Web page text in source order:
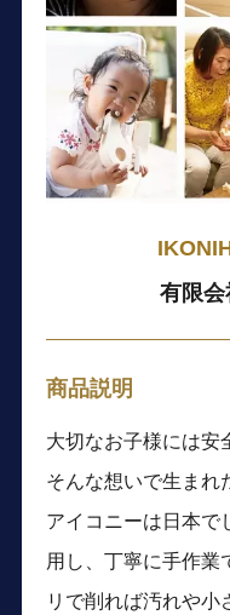
有限
商品説明
大切なお子様には安
そんな想いで生まれ
アイコニーは日本で
用し、丁寧に手作業
リで削れば汚れや小